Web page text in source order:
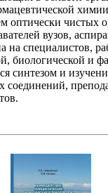
оптически чистых
вузов,
на специалистов,
биологической и
синтезом и
соединений,